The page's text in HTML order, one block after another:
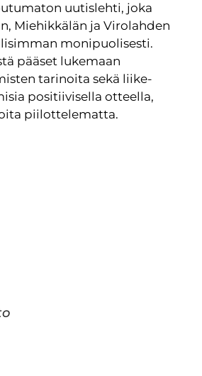
uutislehti, joka
Miehikkälän ja Virolahden
monipuolisesti.
pääset lukemaan
tarinoita sekä liike-
positiivisella otteella,
piilottelematta.